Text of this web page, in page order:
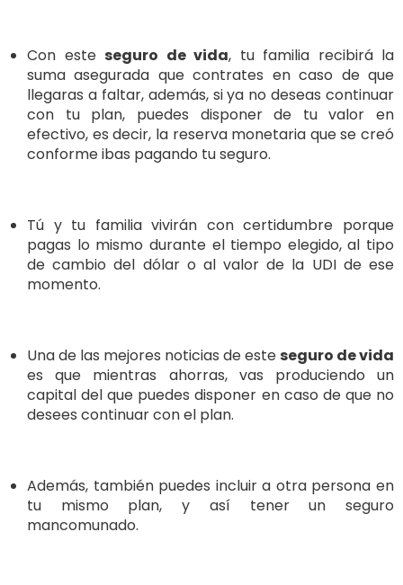
Con este seguro de vida, tu familia recibirá la
suma asegurada que contrates en caso de que
llegaras a faltar, además, si ya no deseas continuar
con tu plan, puedes disponer de tu valor en
efectivo, es decir, la reserva monetaria que se creó
conforme ibas pagando tu seguro.
Tú y tu familia vivirán con certidumbre porque
pagas lo mismo durante el tiempo elegido, al tipo
de cambio del dólar o al valor de la UDI de ese
momento.
Una de las mejores noticias de este seguro de vida
es que mientras ahorras, vas produciendo un
capital del que puedes disponer en caso de que no
desees continuar con el plan.
Además, también puedes incluir a otra persona en
tu mismo plan, y así tener un seguro
mancomunado.